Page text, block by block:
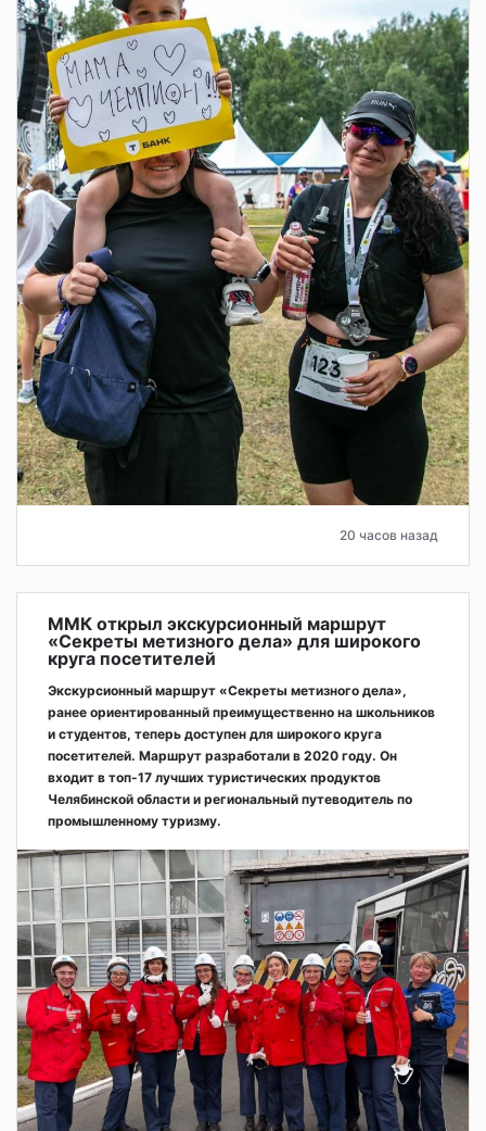
20 часов назад
ММК открыл экскурсионный маршрут
«Секреты метизного дела» для широкого
круга посетителей
Экскурсионный маршрут «Секреты метизного дела»,
ранее ориентированный преимущественно на школьников
и студентов, теперь доступен для широкого круга
посетителей. Маршрут разработали в 2020 году. Он
входит в топ-17 лучших туристических продуктов
Челябинской области и региональный путеводитель по
промышленному туризму.